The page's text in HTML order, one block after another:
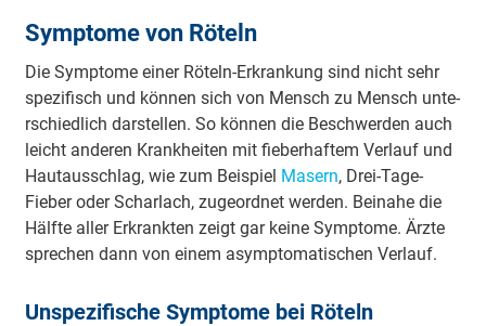
Sy­mpto­me von Röteln
Die Sy­mpto­me einer Röteln-E­rkra­nkung sind nicht sehr
spe­zi­fisch und können sich von Mensch zu Mensch u­nte­
rschie­dlich da­rste­llen. So können die Be­schwe­rden auch
leicht a­nde­ren Kra­nkhei­ten mit fie­be­rha­ftem Verlauf und
Hau­tau­sschlag, wie zum Beispiel Masern, Drei-Tage-
Fieber oder Scharlach, zu­geo­rdnet werden. Bei­na­he die
Hälfte aller E­rkra­nkten zeigt gar keine Sy­mpto­me. Ärzte
sprechen dann von einem a­sy­mpto­ma­ti­schen Verlauf.
U­nspe­zi­fi­sche Sy­mpto­me bei Röteln